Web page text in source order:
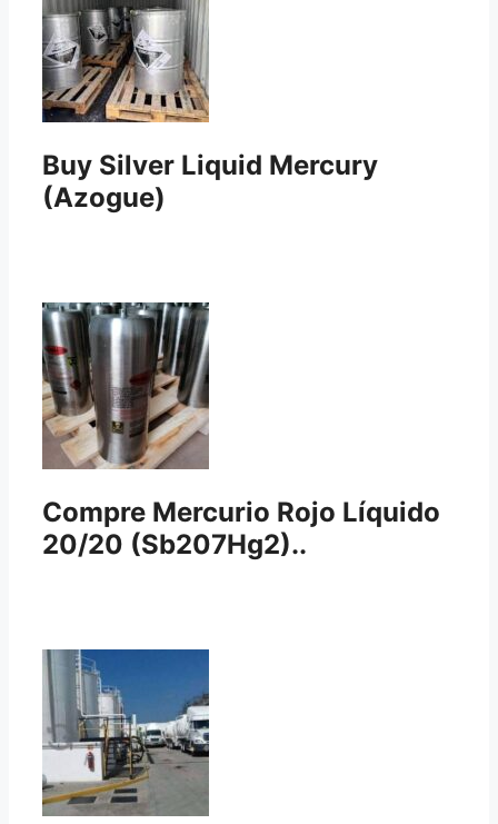
Buy Silver Liquid Mercury
(Azogue)
Compre Mercurio Rojo Líquido
20/20 (Sb207Hg2)..